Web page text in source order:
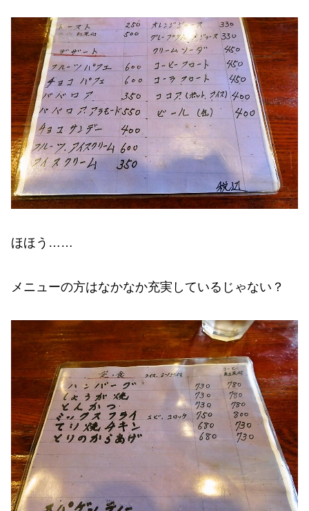
ほほう……
メニューの方はなかなか充実しているじゃない？